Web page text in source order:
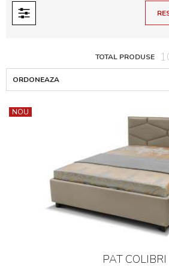
TOTAL PRODUSE
ORDONEAZA
NOU
PAT COLIBRI